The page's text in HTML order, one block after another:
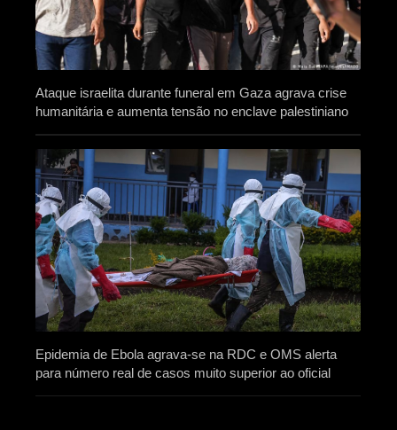
Ataque israelita durante funeral em Gaza agrava crise
humanitária e aumenta tensão no enclave palestiniano
Epidemia de Ebola agrava-se na RDC e OMS alerta
para número real de casos muito superior ao oficial